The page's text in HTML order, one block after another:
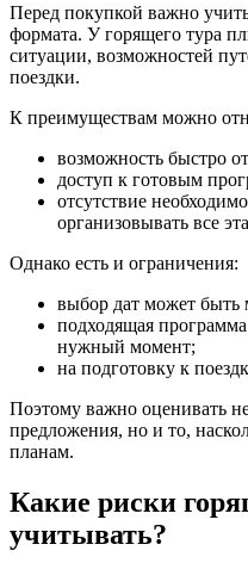
Перед покупкой важно
формата. У горящего тура
ситуации, возможностей
поездки.
К преимуществам можно
возможность быстро
доступ к готовым
отсутствие
организовывать все
Однако есть и ограничения:
выбор дат может быть
подходящая
нужный момент;
на подготовку к
Поэтому важно оценивать
предложения, но и то,
планам.
Какие риски
учитывать?